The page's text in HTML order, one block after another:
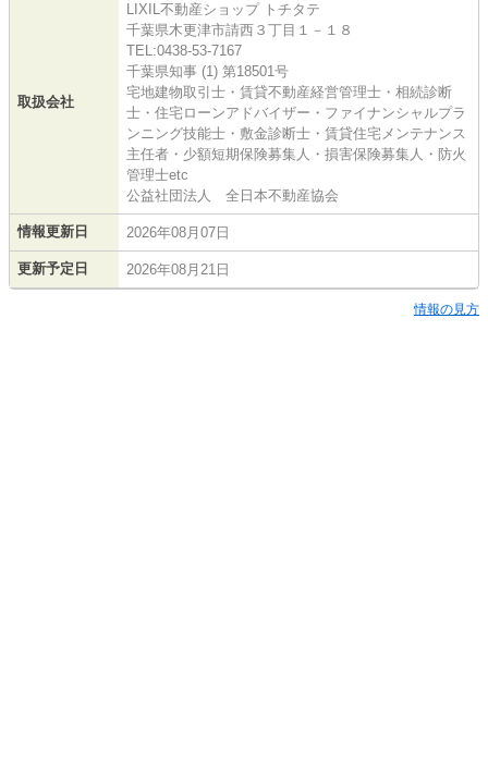
取扱会社
LIXIL不動産ショップ トチタテ
千葉県木更津市請西３丁目１－１８
TEL:0438-53-7167
千葉県知事 (1) 第18501号
宅地建物取引士・賃貸不動産経営管理士・相続診断
士・住宅ローンアドバイザー・ファイナンシャルプラ
ンニング技能士・敷金診断士・賃貸住宅メンテナンス
主任者・少額短期保険募集人・損害保険募集人・防火
管理士etc
公益社団法人 全日本不動産協会
情報更新日 2026年08月07日
更新予定日 2026年08月21日
情報の見方